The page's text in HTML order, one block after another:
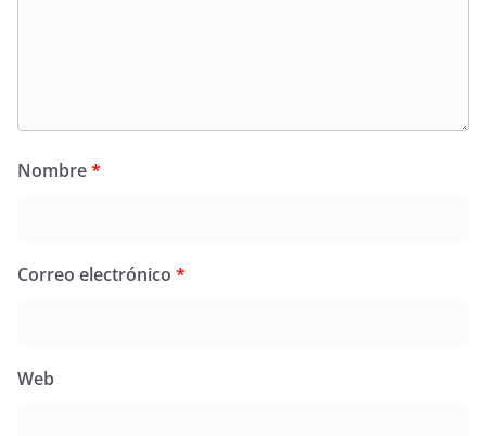
Nombre*
Correo electrónico *
Web